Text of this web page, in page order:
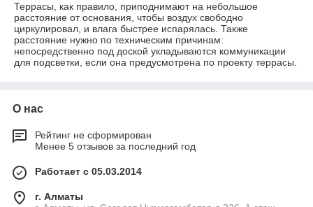
Террасы, как правило, приподнимают на небольшое
расстояние от основания, чтобы воздух свободно
циркулировал, и влага быстрее испарялась. Также
расстояние нужно по техническим причинам:
непосредственно под доской укладываются коммуникации
для подсветки, если она предусмотрена по проекту террасы.
О нас
Рейтинг не сформирован
Менее 5 отзывов за последний год
Работает с 05.03.2014
г. Алматы